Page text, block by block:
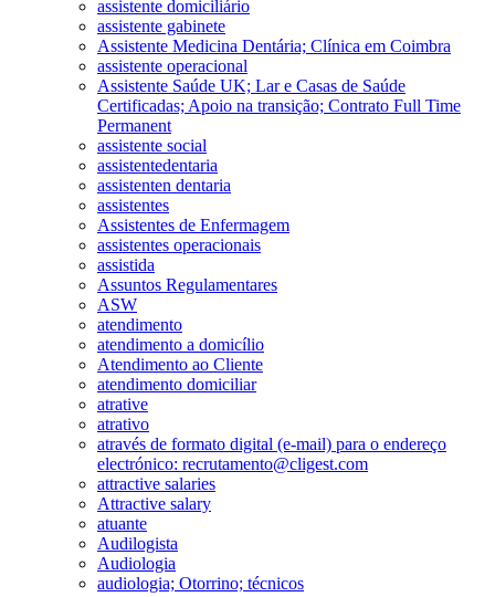
assistente domiciliário
assistente gabinete
Assistente Medicina Dentária; Clínica em Coimbra
assistente operacional
Assistente Saúde UK; Lar e Casas de Saúde
Certificadas; Apoio na transição; Contrato Full Time
Permanent
assistente social
assistentedentaria
assistenten dentaria
assistentes
Assistentes de Enfermagem
assistentes operacionais
assistida
Assuntos Regulamentares
ASW
atendimento
atendimento a domicílio
Atendimento ao Cliente
atendimento domiciliar
atrative
atrativo
através de formato digital (e-mail) para o endereço
electrónico: recrutamento@cligest.com
attractive salaries
Attractive salary
atuante
Audilogista
Audiologia
audiologia; Otorrino; técnicos